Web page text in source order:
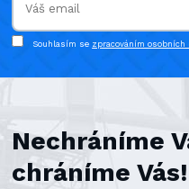
Souhlasím se zpracováním osobních
Nechráníme
chráníme Vás!